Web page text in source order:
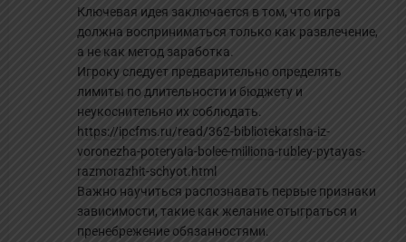
Ключевая идея заключается в том, что игра
должна восприниматься только как развлечение,
а не как метод заработка.
Игроку следует предварительно определять
лимиты по длительности и бюджету и
неукоснительно их соблюдать.
https://ipcfms.ru/read/362-bibliotekarsha-iz-
voronezha-poteryala-bolee-milliona-rubley-pytayas-
razmorazhit-schyot.html
Важно научиться распознавать первые признаки
зависимости, такие как желание отыграться и
пренебрежение обязанностями.